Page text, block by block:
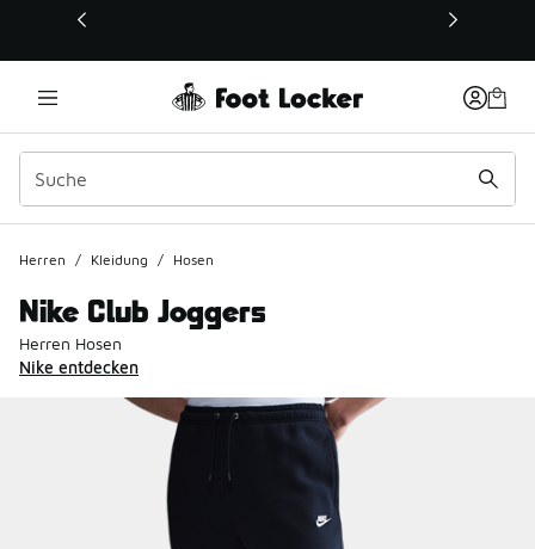
Dieser Link öffnet sich in einem neuen Fenster
Herren / Kleidung / Hosen
Nike Club Joggers
Herren Hosen
Nike entdecken